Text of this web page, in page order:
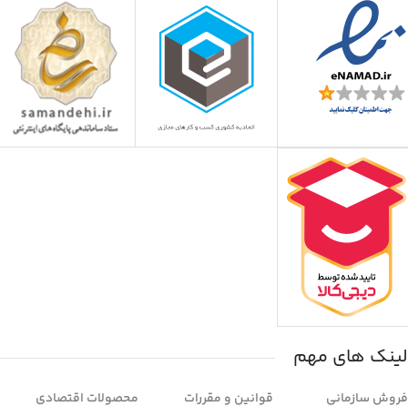
لینک های مهم
فروش سازمانی
قوانین و مقررات
محصولات اقتصادی